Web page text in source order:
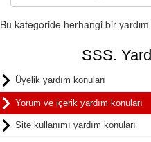
Bu kategoride herhangi bir
SSS.
Üyelik yardım konuları
Yorum ve içerik yardım konuları
Site kullanımı yardım konuları